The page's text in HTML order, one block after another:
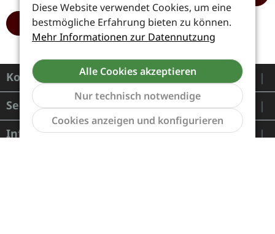
HINZUFÜGEN
Kontakt
Service
Informationen
Diese Website verwendet Cookies, um eine
bestmögliche Erfahrung bieten zu können.
Mehr Informationen zur Datennutzung
Alle Cookies akzeptieren
Nur technisch notwendige
Cookies anzeigen und konfigurieren